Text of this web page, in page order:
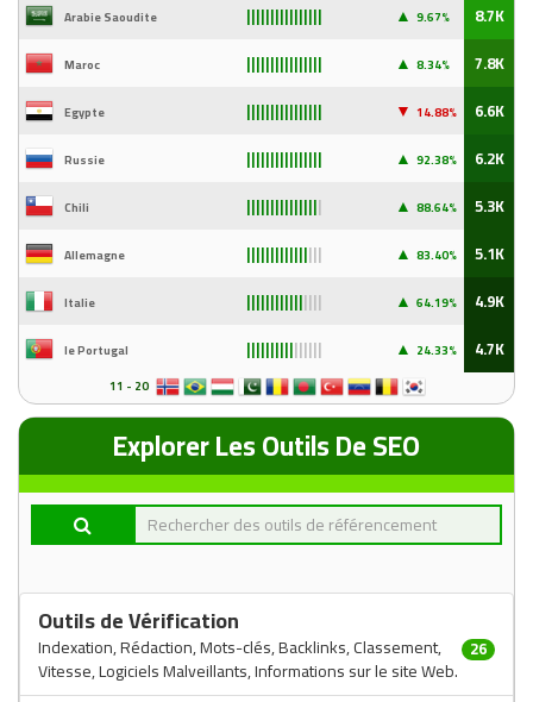
Arabie Saoudite ▲ 9.67% 8.7K
Maroc ▲ 8.34% 7.8K
Egypte ▼ 14.88% 6.6K
Russie ▲ 92.38% 6.2K
Chili ▲ 88.64% 5.3K
Allemagne ▲ 83.40% 5.1K
Italie ▲ 64.19% 4.9K
le Portugal ▲ 24.33% 4.7K
11 - 20
Explorer Les Outils De SEO
Outils de Vérification
Indexation, Rédaction, Mots-clés, Backlinks, Classement,
Vitesse, Logiciels Malveillants, Informations sur le site Web.
26